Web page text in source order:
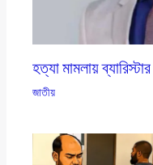
হত্যা মামলায়
জাতীয়